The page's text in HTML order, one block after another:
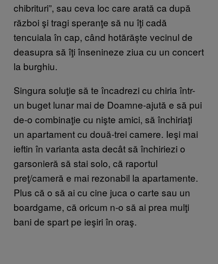
chibrituri”, sau ceva loc care arată ca după
război şi tragi speranţe să nu îţi cadă
tencuiala în cap, când hotărăște vecinul de
deasupra să îţi însenineze ziua cu un concert
la burghiu.
Singura soluţie să te încadrezi cu chiria într-
un buget lunar mai de Doamne-ajută e să pui
de-o combinaţie cu nişte amici, să închiriaţi
un apartament cu două-trei camere. Ieşi mai
ieftin în varianta asta decât să închiriezi o
garsonieră să stai solo, că raportul
preţ/cameră e mai rezonabil la apartamente.
Plus că o să ai cu cine juca o carte sau un
boardgame, că oricum n-o să ai prea mulţi
bani de spart pe ieşiri în oraş.